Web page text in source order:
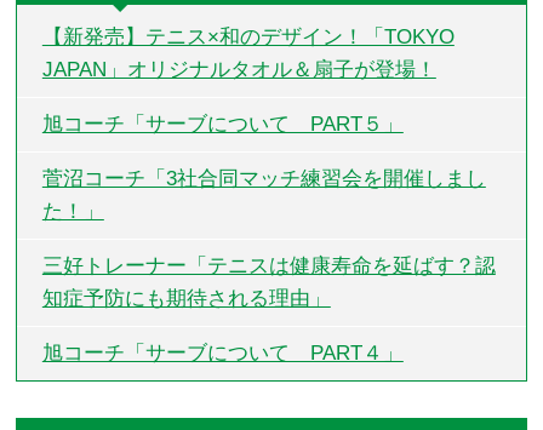
【新発売】テニス×和のデザイン！「TOKYO
JAPAN」オリジナルタオル＆扇子が登場！
旭コーチ「サーブについて PART５」
菅沼コーチ「3社合同マッチ練習会を開催しまし
た！」
三好トレーナー「テニスは健康寿命を延ばす？認
知症予防にも期待される理由」
旭コーチ「サーブについて PART４」